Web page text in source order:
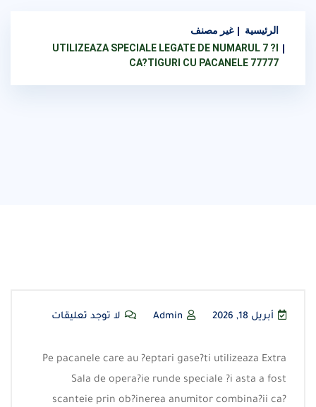
الرئيسية
غير مصنف
UTILIZEAZA SPECIALE LEGATE DE NUMARUL 7 ?I
CA?TIGURI CU PACANELE 77777
أبريل 18, 2026 لا توجد تعليقات
Pe pacanele care au ?eptari gase?ti utilizeaza Extra
Sala de opera?ie runde speciale ?i asta a fost
scanteie prin ob?inerea anumitor combina?ii ca?